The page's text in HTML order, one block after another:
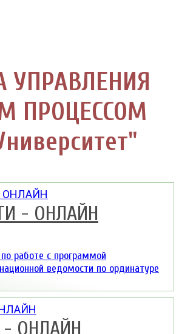
УПРАВЛЕНИЯ
ПРОЦЕССОМ
- ОНЛАЙН
работе с программой
ведомости по ординатуре
ОНЛАЙН